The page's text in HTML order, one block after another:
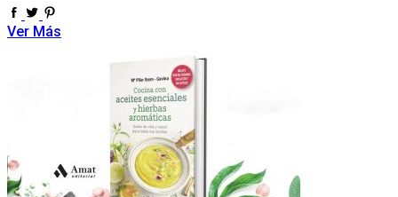
Ver Más